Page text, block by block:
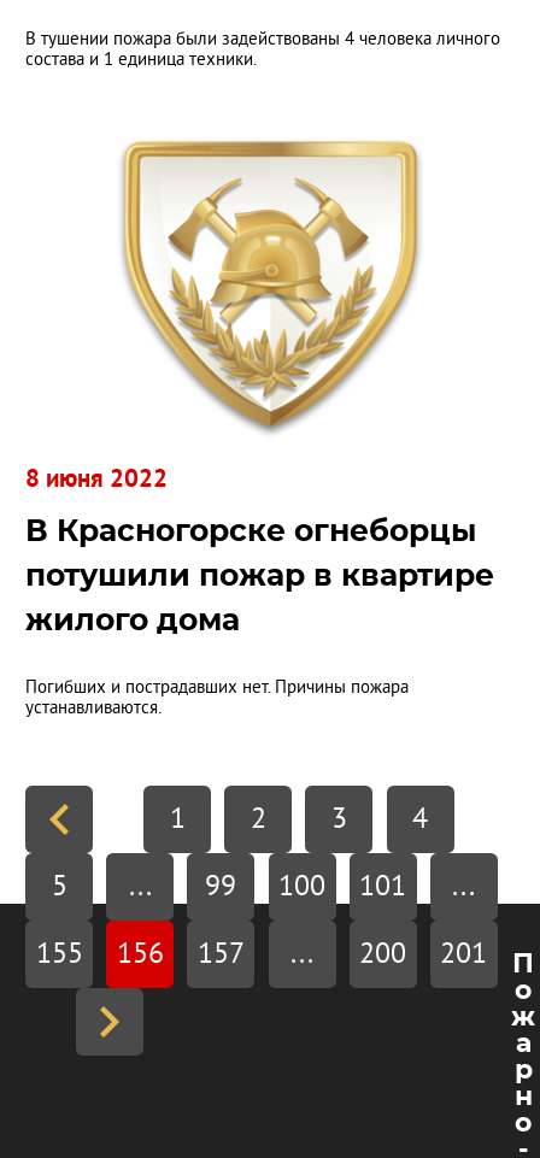
В тушении пожара были задействованы 4 человека личного
состава и 1 единица техники.
В Красногорске огнеборцы
потушили пожар в квартире
жилого дома
Погибших и пострадавших нет. Причины пожара
устанавливаются.
8 июня 2022
1 2 3 4
5 ... 99 100 101 ...
155 156 157 ... 200 201
П
о
ж
а
р
н
о
-